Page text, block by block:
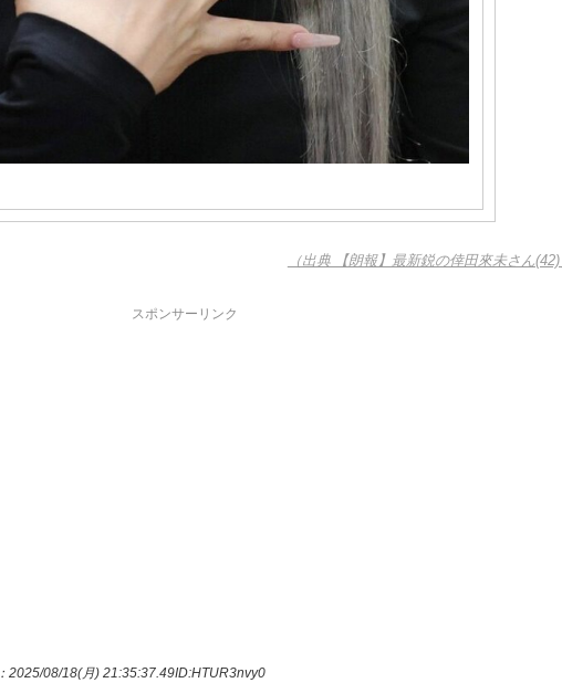
（出典 【朗報】最新鋭の倖田來未さん
スポンサーリンク
：2025/08/18(月) 21:35:37.49ID:HTUR3nvy0